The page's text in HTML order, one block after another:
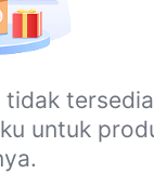
tidak
untuk